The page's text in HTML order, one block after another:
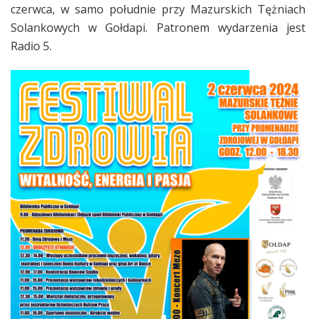
czerwca, w samo południe przy Mazurskich Tężniach
Solankowych w Gołdapi. Patronem wydarzenia jest
Radio 5.